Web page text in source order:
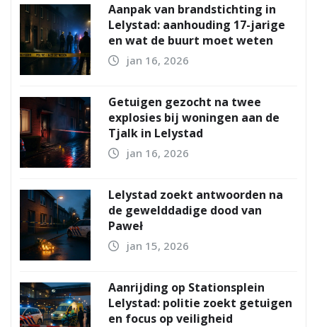
Aanpak van brandstichting in
Lelystad: aanhouding 17-jarige
en wat de buurt moet weten
jan 16, 2026
Getuigen gezocht na twee
explosies bij woningen aan de
Tjalk in Lelystad
jan 16, 2026
Lelystad zoekt antwoorden na
de gewelddadige dood van
Paweł
jan 15, 2026
Aanrijding op Stationsplein
Lelystad: politie zoekt getuigen
en focus op veiligheid